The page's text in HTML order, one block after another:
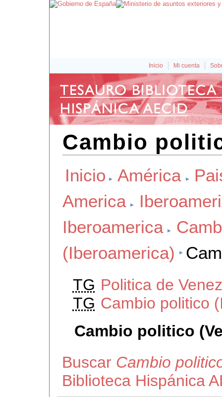
Inicio Mi cuenta
Cambio
Inicio América
America
Iberoamerica
(Iberoamerica)
TG Politica de
TG Cambio politico
Cambio politico
Buscar Cambio
Biblioteca Hispánica